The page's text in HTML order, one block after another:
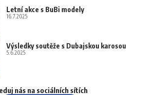
Letní akce s BuBi modely
16.7.2025
Výsledky soutěže s Dubajskou karosou
5.6.2025
nás na sociálních sítích